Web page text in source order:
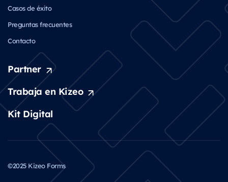
Casos de éxito
Preguntas frecuentes
Contacto
Partner
Trabaja en Kizeo
Kit Digital
©2025 Kizeo Forms